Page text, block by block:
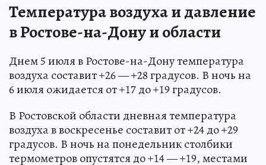
Температура воздуха и давление
в Ростове-на-Дону и области
Днем 5 июля в Ростове-на-Дону температура
воздуха составит +26 — +28 градусов. В ночь на
6 июля ожидается от +17 до +19 градусов.
В Ростовской области дневная температура
воздуха в воскресенье составит от +24 до +29
градусов. В ночь на понедельник столбики
термометров опустятся до +14 — +19, местами